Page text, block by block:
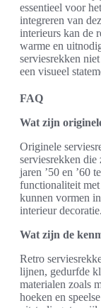
essentieel voor
integreren van
interieurs kan de
warme en
serviesrekken
een visueel
FAQ
Wat zijn
Originele
serviesrekken
jaren ’50 en ’60
functionaliteit
kunnen vormen
interieur decoratie.
Wat zijn de
Retro
lijnen, gedurfde
materialen zoals
hoeken en